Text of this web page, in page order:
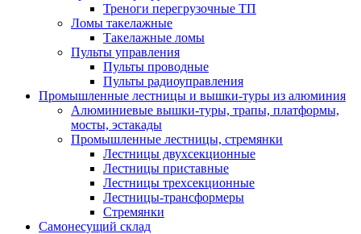
Треноги перегрузочные ТП
Ломы такелажные
Такелажные ломы
Пульты управления
Пульты проводные
Пульты радиоуправления
Промышленные лестницы и вышки-туры из алюминия
Алюминиевые вышки-туры, трапы, платформы,
мосты, эстакады
Промышленные лестницы, стремянки
Лестницы двухсекционные
Лестницы приставные
Лестницы трехсекционные
Лестницы-трансформеры
Стремянки
Самонесущий склад